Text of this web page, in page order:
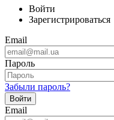
Войти
Зарегистрироваться
Email
Пароль
Забыли пароль?
Войти
Email